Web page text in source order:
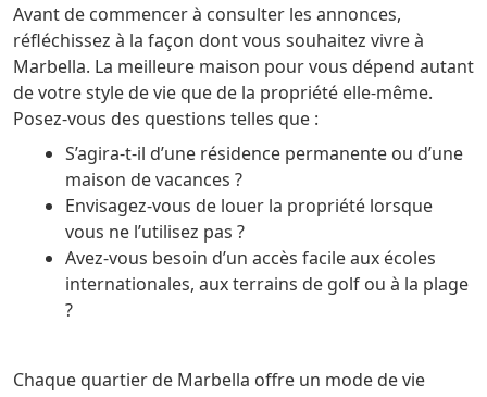
Avant de commencer à consulter les annonces,
réfléchissez à la façon dont vous souhaitez vivre à
Marbella. La meilleure maison pour vous dépend autant
de votre style de vie que de la propriété elle-même.
Posez-vous des questions telles que :
S’agira-t-il d’une résidence permanente ou d’une
maison de vacances ?
Envisagez-vous de louer la propriété lorsque
vous ne l’utilisez pas ?
Avez-vous besoin d’un accès facile aux écoles
internationales, aux terrains de golf ou à la plage
?
Chaque quartier de Marbella offre un mode de vie